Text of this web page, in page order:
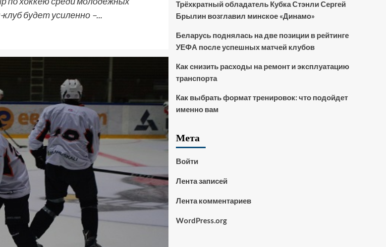
будет усиленно –...
Трёхкратный обладатель Кубка Стэнли Сергей
Брылин возглавил минское «Динамо»
Беларусь поднялась на две позиции в рейтинге
УЕФА после успешных матчей клубов
Как снизить расходы на ремонт и эксплуатацию
транспорта
Как выбрать формат тренировок: что подойдет
именно вам
Мета
Войти
Лента записей
Лента комментариев
WordPress.org